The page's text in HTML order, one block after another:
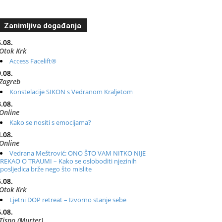
Zanimljiva događanja
Otok Krk
Access Facelift®
Konstelacije SIKON s Vedranom Kraljetom
Online
Kako se nositi s emocijama?
Online
Vedrana Meštrović: ONO ŠTO VAM NITKO NIJE
REKAO O TRAUMI – Kako se osloboditi njezinih
posljedica brže nego što mislite
Otok Krk
Ljetni DOP retreat – Izvorno stanje sebe